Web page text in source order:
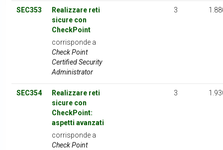
SEC353
Realizzare reti
sicure con
CheckPoint
corrisponde a
Check Point
Certified Security
Administrator
3
SEC354
Realizzare reti
sicure con
CheckPoint:
aspetti avanzati
corrisponde a
Check Point
3